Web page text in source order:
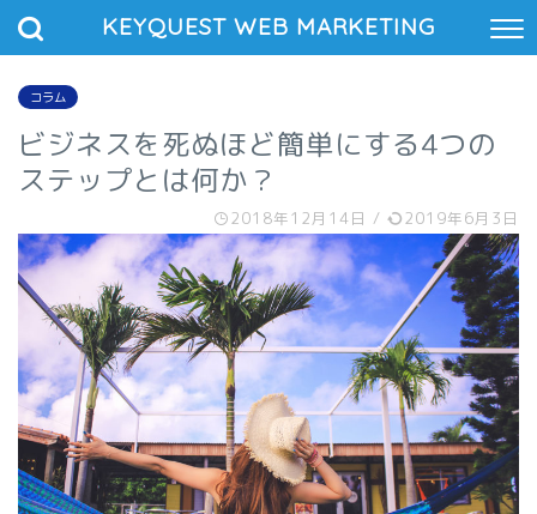
KEYQUEST WEB MARKETING
コラム
ビジネスを死ぬほど簡単にする4つの
ステップとは何か？
2018年12月14日 / 2019年6月3日